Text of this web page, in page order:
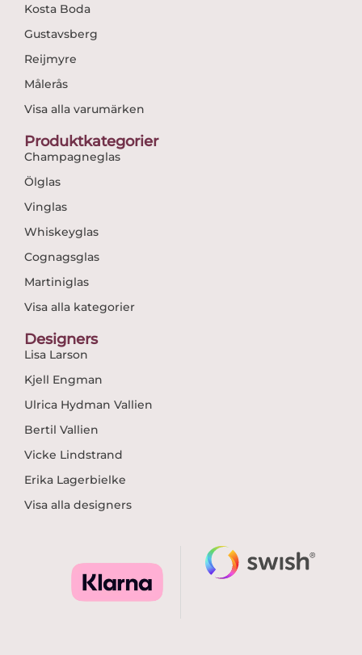
Kosta Boda
Gustavsberg
Reijmyre
Målerås
Visa alla varumärken
Produktkategorier
Champagneglas
Ölglas
Vinglas
Whiskeyglas
Cognagsglas
Martiniglas
Visa alla kategorier
Designers
Lisa Larson
Kjell Engman
Ulrica Hydman Vallien
Bertil Vallien
Vicke Lindstrand
Erika Lagerbielke
Visa alla designers